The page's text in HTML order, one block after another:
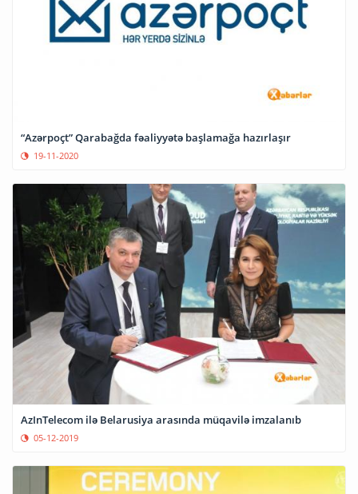
“Azərpoçt” Qarabağda fəaliyyətə başlamağa hazırlaşır
19-11-2020
AzInTelecom ilə Belarusiya arasında müqavilə imzalanıb
05-12-2019